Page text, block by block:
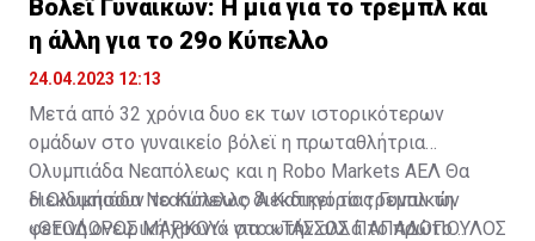
Βόλεϊ Γυναικών: Η μία για το τρεμπλ και
η άλλη για το 29ο Κύπελλο
24.04.2023 12:13
Μετά από 32 χρόνια δυο εκ των ιστορικότερων
ομάδων στο γυναικείο βόλεϊ η πρωταθλήτρια
Ολυμπιάδα Νεαπόλεως και η Robo Markets ΑΕΛ Θα
διεκδικήσουν το Κύπελλο Α Κατηγορίας Γυναικών
«ΘΕΟΔΩΡΟΣ ΜΑΡΚΟΥ» στο «ΤΑΣΣΟΣ ΠΑΠΑΔΟΠΟΥΛΟΣ
Η Ολυμπιάδα Νεαπόλεως διεκδικεί το τρεμπλ τη
φετινή ονειρική χρονιά για αυτήν αλλά το πρώτο